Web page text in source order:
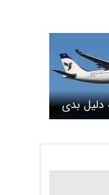
دلیل بدی
بازگشت